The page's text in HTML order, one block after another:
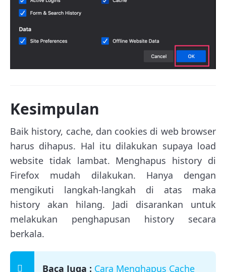
Kesimpulan
Baik history, cache, dan cookies di web browser
harus dihapus. Hal itu dilakukan supaya load
website tidak lambat. Menghapus history di
Firefox mudah dilakukan. Hanya dengan
mengikuti langkah-langkah di atas maka
history akan hilang. Jadi disarankan untuk
melakukan penghapusan history secara
berkala.
Baca Juga : Cara Menghapus Cache